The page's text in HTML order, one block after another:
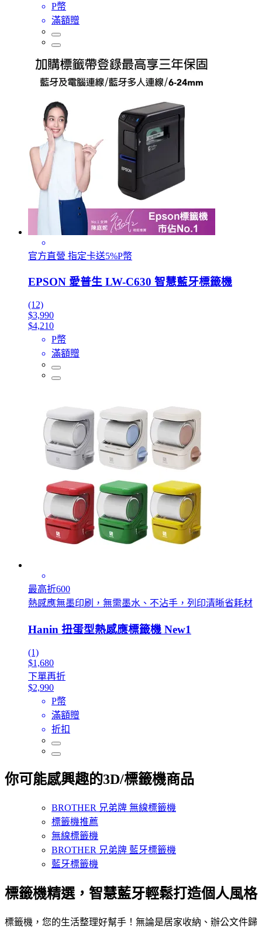
P幣
滿額贈
官方直營 指定卡送5%P幣
EPSON 愛普生 LW-C630 智慧藍牙標籤機
(12)
$3,990
$4,210
P幣
滿額贈
最高折600
熱感應無墨印刷，無需墨水、不沾手，列印清晰省耗材
Hanin 扭蛋型熱感應標籤機 New1
(1)
$1,680
下單再折
$2,990
P幣
滿額贈
折扣
你可能感興趣的3D/標籤機商品
BROTHER 兄弟牌 無線標籤機
標籤機推薦
無線標籤機
BROTHER 兄弟牌 藍牙標籤機
藍牙標籤機
標籤機精選，智慧藍牙輕鬆打造個人風格
標籤機，您的生活整理好幫手！無論是居家收納、辦公文件歸